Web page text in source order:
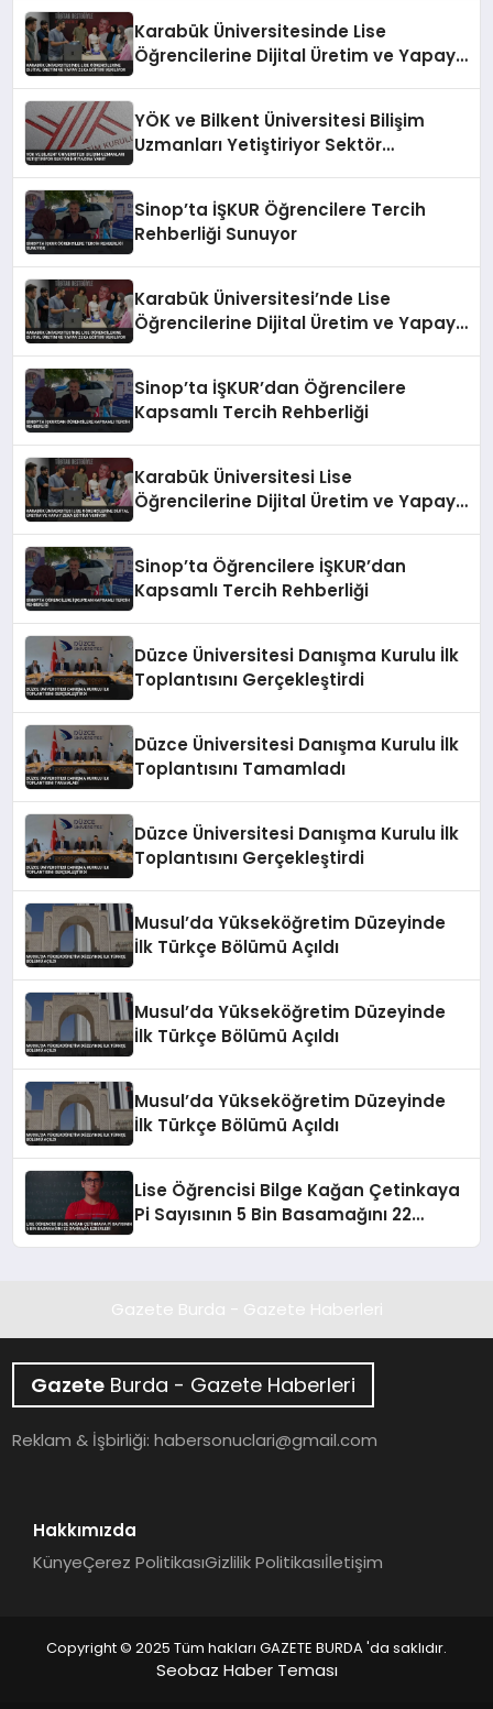
Karabük Üniversitesinde Lise
Öğrencilerine Dijital Üretim ve Yapay
YÖK ve Bilkent Üniversitesi Bilişim
Uzmanları Yetiştiriyor Sektör
Sinop’ta İŞKUR Öğrencilere Tercih
Rehberliği Sunuyor
Karabük Üniversitesi’nde Lise
Öğrencilerine Dijital Üretim ve Yapay
Sinop’ta İŞKUR’dan Öğrencilere
Kapsamlı Tercih Rehberliği
Karabük Üniversitesi Lise
Öğrencilerine Dijital Üretim ve Yapay
Sinop’ta Öğrencilere İŞKUR’dan
Kapsamlı Tercih Rehberliği
Düzce Üniversitesi Danışma Kurulu İlk
Toplantısını Gerçekleştirdi
Düzce Üniversitesi Danışma Kurulu İlk
Toplantısını Tamamladı
Düzce Üniversitesi Danışma Kurulu İlk
Toplantısını Gerçekleştirdi
Musul’da Yükseköğretim Düzeyinde
İlk Türkçe Bölümü Açıldı
Musul’da Yükseköğretim Düzeyinde
İlk Türkçe Bölümü Açıldı
Musul’da Yükseköğretim Düzeyinde
İlk Türkçe Bölümü Açıldı
Lise Öğrencisi Bilge Kağan Çetinkaya
Pi Sayısının 5 Bin Basamağını 22
Gazete Burda - Gazete Haberleri
Gazete Burda - Gazete Haberleri
Reklam & İşbirliği:habersonuclari@gmail.com
Hakkımızda
KünyeÇerez PolitikasıGizlilik Politikasıİletişim
Copyright © 2025 Tüm hakları GAZETE BURDA 'da saklıdır.
Seobaz Haber Teması